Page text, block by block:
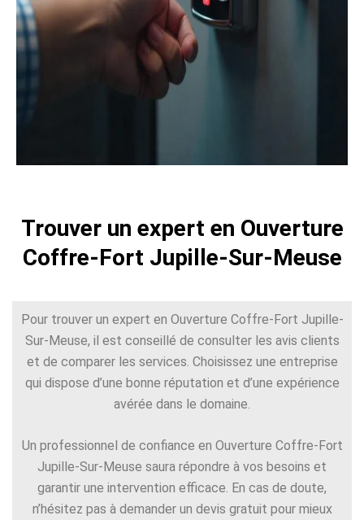
Trouver un expert en Ouverture
Coffre-Fort Jupille-Sur-Meuse
Pour trouver un expert en Ouverture Coffre-Fort Jupille-
Sur-Meuse, il est conseillé de consulter les avis clients
et de comparer les services. Choisissez une entreprise
qui dispose d’une bonne réputation et d’une expérience
avérée dans le domaine.
Un professionnel de confiance en Ouverture Coffre-Fort
Jupille-Sur-Meuse saura répondre à vos besoins et
garantir une intervention efficace. En cas de doute,
n’hésitez pas à demander un devis gratuit pour mieux